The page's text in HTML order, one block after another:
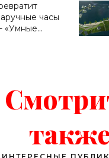
часы
«Умные
также